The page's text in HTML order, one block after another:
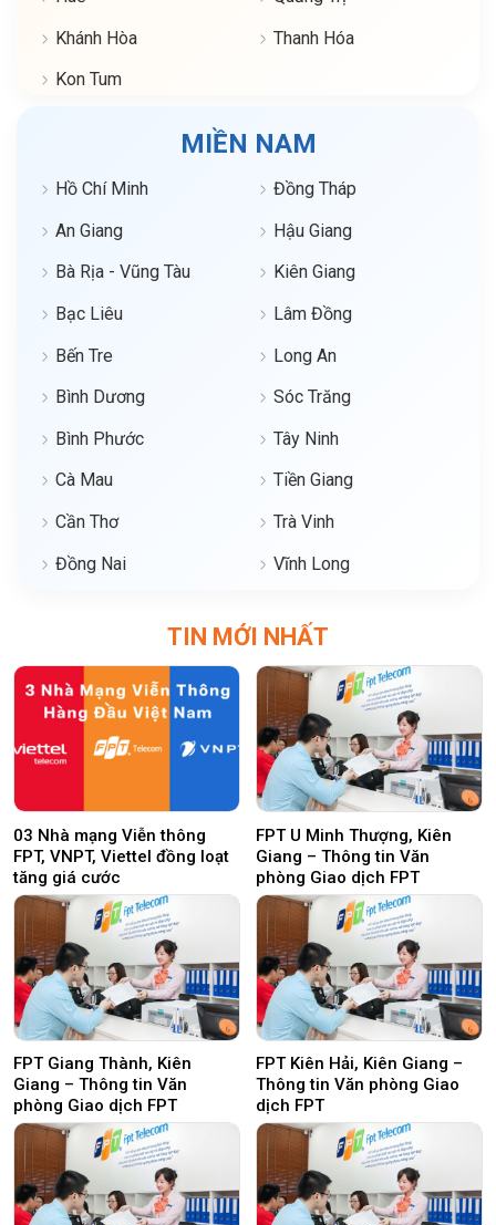
Khánh Hòa
Kon Tum
Thanh Hóa
MIỀN NAM
Hồ Chí Minh
An Giang
Bà Rịa - Vũng Tàu
Bạc Liêu
Bến Tre
Bình Dương
Bình Phước
Cà Mau
Cần Thơ
Đồng Nai
Đồng Tháp
Hậu Giang
Kiên Giang
Lâm Đồng
Long An
Sóc Trăng
Tây Ninh
Tiền Giang
Trà Vinh
Vĩnh Long
TIN MỚI NHẤT
03 Nhà mạng Viễn thông
FPT, VNPT, Viettel đồng loạt
tăng giá cước
FPT U Minh Thượng, Kiên
Giang – Thông tin Văn
phòng Giao dịch FPT
FPT Giang Thành, Kiên
Giang – Thông tin Văn
phòng Giao dịch FPT
FPT Kiên Hải, Kiên Giang –
Thông tin Văn phòng Giao
dịch FPT